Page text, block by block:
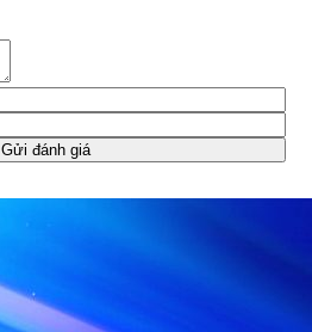
Gửi đánh giá